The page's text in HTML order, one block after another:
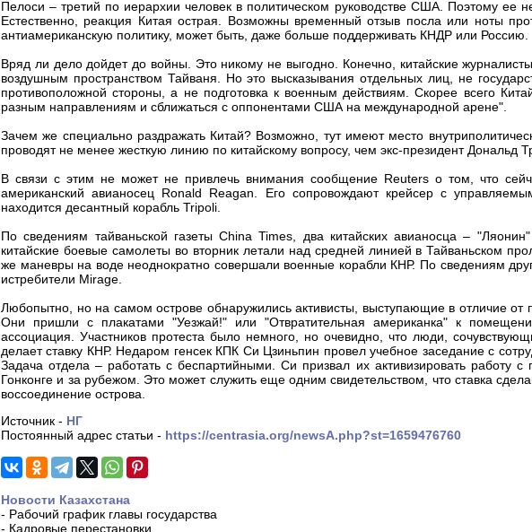
Пелоси – третий по иерархии человек в политическом руководстве США. Поэтому ее
Естественно, реакция Китая острая. Возможны временный отзыв посла или ноты
антиамериканскую политику, может быть, даже больше поддерживать КНДР или Россию.
Вряд ли дело дойдет до войны. Это никому не выгодно. Конечно, китайские
воздушным пространством Тайваня. Но это высказывания отдельных лиц, не
противоположной стороны, а не подготовка к военным действиям. Скорее всего
разным направлениям и сближаться с оппонентами США на международной арене".
Зачем же специально раздражать Китай? Возможно, тут имеют место
проводят не менее жесткую линию по китайскому вопросу, чем экс-президент Дональд
В связи с этим не может не привлечь внимания сообщение Reuters о том, что
американский авианосец Ronald Reagan. Его сопровождают крейсер с
находится десантный корабль Tripoli.
По сведениям тайваньской газеты China Times, два китайских авианосца –
китайские боевые самолеты во вторник летали над средней линией в Тайваньском
же маневры на воде неоднократно совершали военные корабли КНР. По сведениям
истребители Mirage.
Любопытно, но на самом острове обнаружились активисты, выступающие в отличие от
Они пришли с плакатами "Уезжай!" или "Отвратительная американка" к
ассоциация. Участников протеста было немного, но очевидно, что люди,
делает ставку КНР. Недаром генсек КПК Си Цзиньпин провел учебное заседание с
Задача отдела – работать с беспартийными. Си призвал их активизировать работу
Гонконге и за рубежом. Это может служить еще одним свидетельством, что ставка
воссоединение острова.
Источник - НГ
Постоянный адрес статьи - https://centrasia.org/newsA.php?st=1659476760
Новости Казахстана
- Рабочий график главы государства
- Кадровые перестановки